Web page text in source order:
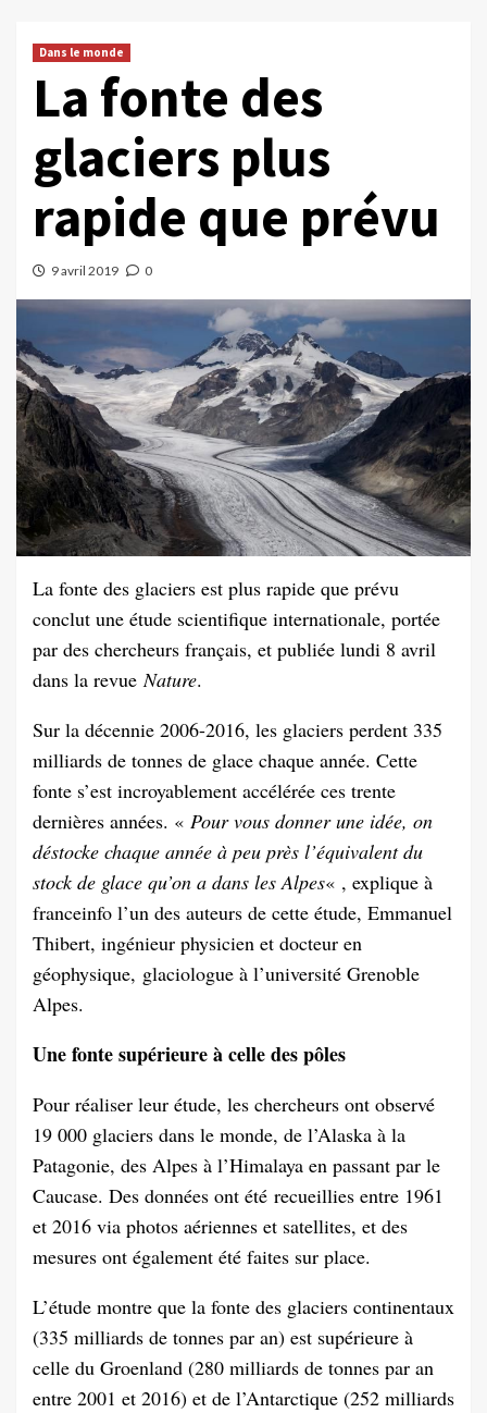
Dans le monde
La fonte des
glaciers plus
rapide que prévu
9 avril 2019 0
La fonte des glaciers est plus rapide que prévu
conclut une étude scientifique internationale, portée
par des chercheurs français, et publiée lundi 8 avril
dans la revueNature.
Sur la décennie 2006-2016, les glaciers perdent 335
milliards de tonnes de glace chaque année. Cette
fonte s’est incroyablement accélérée ces trente
dernières années. « Pour vous donner une idée, on
déstocke chaque année à peu près l’équivalent du
stock de glace qu’on a dans les Alpes« , explique à
franceinfo l’un des auteurs de cette étude, Emmanuel
Thibert, ingénieur physicien et docteur en
géophysique, glaciologue à l’université Grenoble
Alpes.
Une fonte supérieure à celle des pôles
Pour réaliser leur étude, les chercheurs ont observé
19 000 glaciers dans le monde, de l’Alaska à la
Patagonie, des Alpes à l’Himalaya en passant par le
Caucase. Des données ont été recueillies entre 1961
et 2016 via photos aériennes et satellites, et des
mesures ont également été faites sur place.
L’étude montre que la fonte des glaciers continentaux
(335 milliards de tonnes par an) est supérieure à
celle du Groenland (280 milliards de tonnes par an
entre 2001 et 2016) et de l’Antarctique (252 milliards